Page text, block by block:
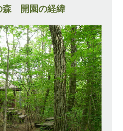
森 開園の経緯